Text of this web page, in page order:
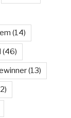
em (14)
(46)
(13)